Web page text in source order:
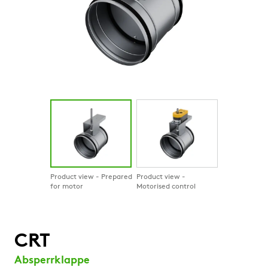
Product view - Prepared
for motor
Product view -
Motorised control
CRT
Absperrklappe